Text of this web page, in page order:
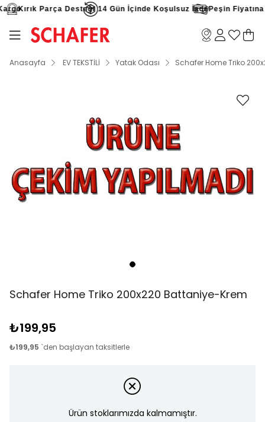
Kırık Parça Desteği 14 Gün İçinde Koşulsuz İadePeşin Fiyatına
Anasayfa EV TEKSTİLİ Yatak Odası Schafer Home Triko
Schafer Home Triko 200x220 Battaniye-Krem
₺199,95
₺199,95 `den başlayan taksitlerle
Ürün stoklarımızda kalmamıştır.